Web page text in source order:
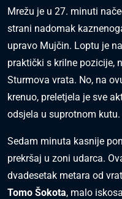
Mrežu je u 27. minuti
strani nadomak
upravo Mujčin. Loptu je
praktički s krilne pozicije,
Sturmova vrata. No, na
krenuo, preletjela je sve
odsjela u suprotnom kutu.
Sedam minuta kasnije
prekršaj u zoni udarca.
dvadesetak metara od
Tomo Šokota, malo